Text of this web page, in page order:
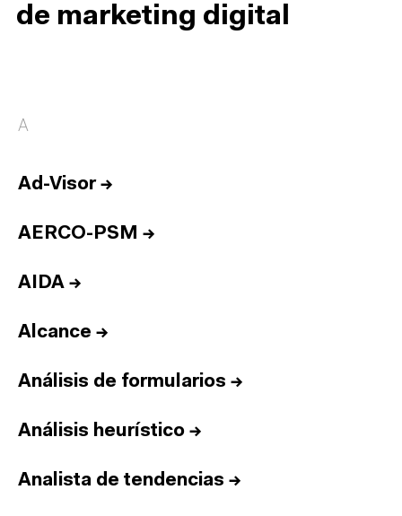
de marketing digital
A
Ad-Visor→
AERCO-PSM →
AIDA →
Alcance →
Análisis de formularios →
Análisis heurístico →
Analista de tendencias →